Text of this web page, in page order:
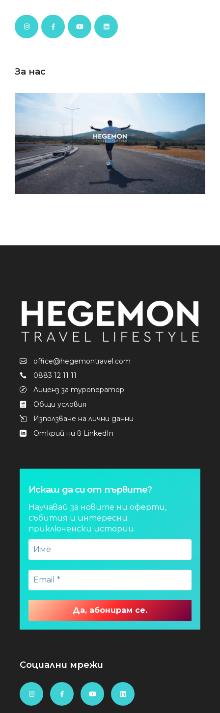
За нас
office@hegemontravel.com
0883 12 11 11
Лиценз за туроператор
Общи условия
Използване на лични данни
Открий ни в LinkedIn
Искаш да си от първите?
Научавай за новите ни оферти,
събития и интересни
приключенски истории.
Социални мрежи